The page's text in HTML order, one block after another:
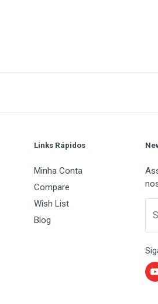
Email Address
Links Rápidos
Minha Conta
Compare
Wish List
Blog